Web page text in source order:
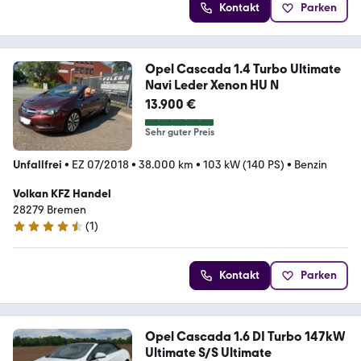
Kontakt Parken
Opel Cascada 1.4 Turbo Ultimate
Navi Leder Xenon HU N
13.900 €
Sehr guter Preis
Unfallfrei • EZ 07/2018• 38.000 km • 103 kW (140 PS) • Benzin
Volkan KFZ Handel
28279 Bremen
4.7 Sterne
(1)
Kontakt Parken
Opel Cascada 1.6 DI Turbo 147kW
Ultimate S/S Ultimate